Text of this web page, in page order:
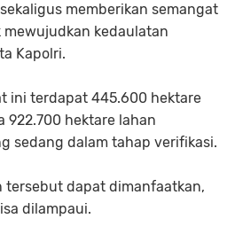
memberikan semangat
kedaulatan
Kapolri.
ini terdapat 445.600 hektare
922.700 hektare lahan
sedang dalam tahap verifikasi.
tersebut dapat dimanfaatkan,
dilampaui.